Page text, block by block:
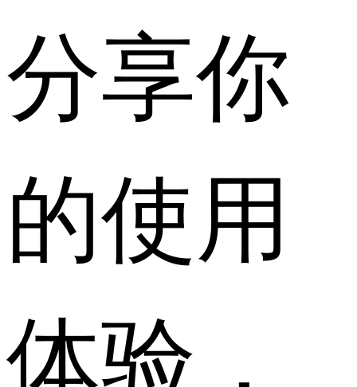
分享你
的使用
体验，